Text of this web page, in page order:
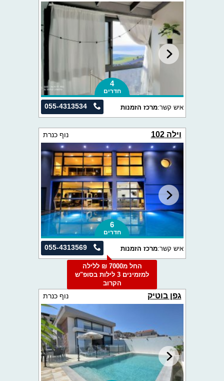
4
חדרים
055-4313534 איש קשר:מרכז הזמנות
וילה 102 נוף כנרת
6
חדרים
055-4313569 איש קשר:מרכז הזמנות
החל מ7000 ₪ ללילה
למזמינים 3 לילות בסופ"ש
הקרוב
גפן בוטיק נוף כנרת